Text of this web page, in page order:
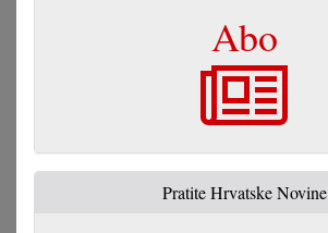
Abo
Pratite Hrvatske Novine